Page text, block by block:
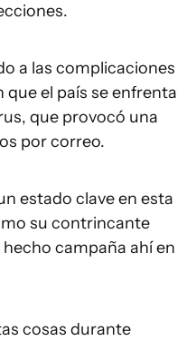
a las complicaciones
el país se enfrenta
que provocó una
por correo.
estado clave en esta
su contrincante
campaña ahí en
cosas durante